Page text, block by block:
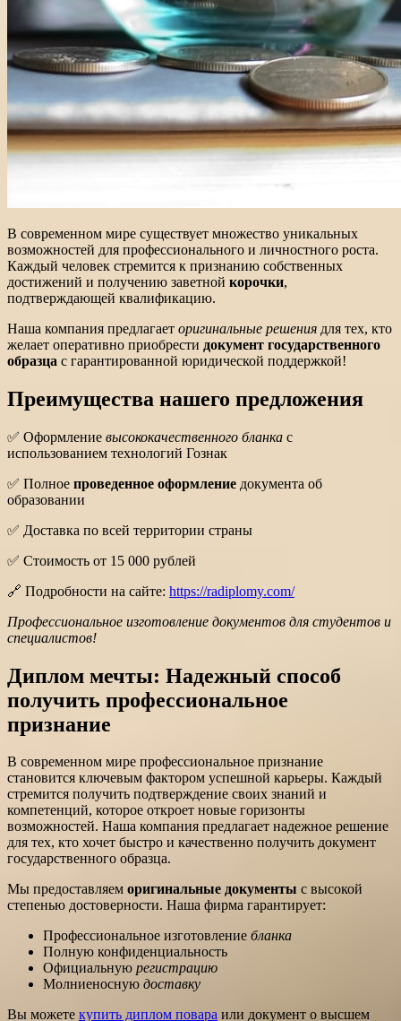
В современном мире существует множество уникальных
возможностей для профессионального и личностного роста.
Каждый человек стремится к признанию собственных
достижений и получению заветной корочки,
подтверждающей квалификацию.
Наша компания предлагает оригинальные решения для тех, кто
желает оперативно приобрести документ государственного
образца с гарантированной юридической поддержкой!
Преимущества нашего предложения
✅ Оформление высококачественного бланка с
использованием технологий Гознак
✅ Полное проведенное оформление документа об
образовании
✅ Доставка по всей территории страны
✅ Стоимость от 15 000 рублей
🔗 Подробности на сайте: https://radiplomy.com/
Профессиональное изготовление документов для студентов и
специалистов!
Диплом мечты: Надежный способ
получить профессиональное
признание
В современном мире профессиональное признание
становится ключевым фактором успешной карьеры. Каждый
стремится получить подтверждение своих знаний и
компетенций, которое откроет новые горизонты
возможностей. Наша компания предлагает надежное решение
для тех, кто хочет быстро и качественно получить документ
государственного образца.
Мы предоставляем оригинальные документы с высокой
степенью достоверности. Наша фирма гарантирует:
Профессиональное изготовление бланка
Полную конфиденциальность
Официальную регистрацию
Молниеносную доставку
Вы можете купить диплом повара или документ о высшем